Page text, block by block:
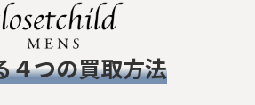
４つの買取方法